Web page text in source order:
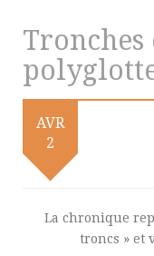
Tronches
AVR
2
La chronique
troncs » et